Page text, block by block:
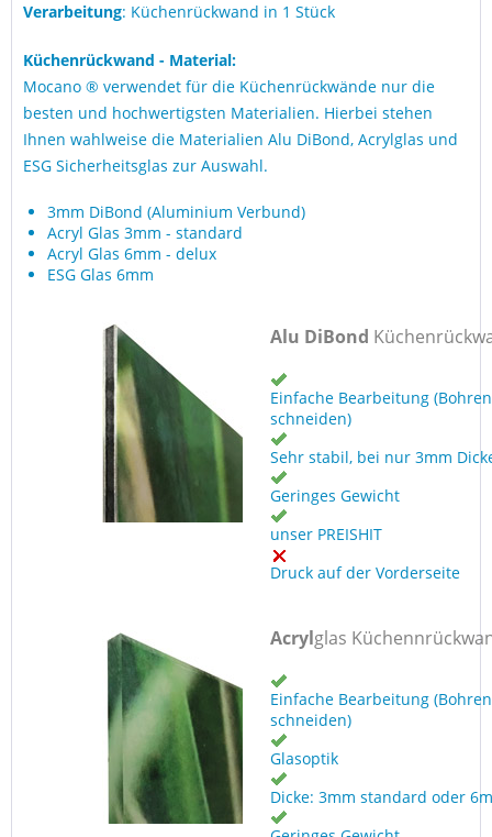
Verarbeitung: Küchenrückwand in 1 Stück
Küchenrückwand - Material:
Mocano ® verwendet für die Küchenrückwände nur die
besten und hochwertigsten Materialien. Hierbei stehen
Ihnen wahlweise die Materialien Alu DiBond, Acrylglas und
ESG Sicherheitsglas zur Auswahl.
3mm DiBond (Aluminium Verbund)
Acryl Glas 3mm - standard
Acryl Glas 6mm - delux
ESG Glas 6mm
Alu DiBond
Einfache Bearbeitung
schneiden)
Sehr stabil, bei nur 3mm
Geringes Gewicht
unser PREISHIT
Druck auf der Vorderseite
Acrylglas
Einfache Bearbeitung
schneiden)
Glasoptik
Dicke: 3mm standard oder